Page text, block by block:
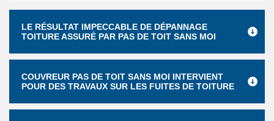
LE RÉSULTAT IMPECCABLE DE DÉPANNAGE
TOITURE ASSURÉ PAR PAS DE TOIT SANS MOI
COUVREUR PAS DE TOIT SANS MOI INTERVIENT
POUR DES TRAVAUX SUR LES FUITES DE TOITURE